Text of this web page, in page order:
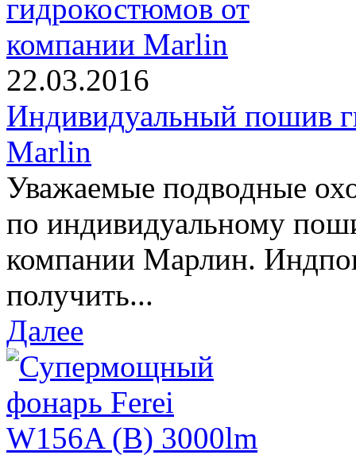
22.03.2016
Индивидуальный пошив
Marlin
Уважаемые подводные
по индивидуальному
компании Марлин.
получить...
Далее